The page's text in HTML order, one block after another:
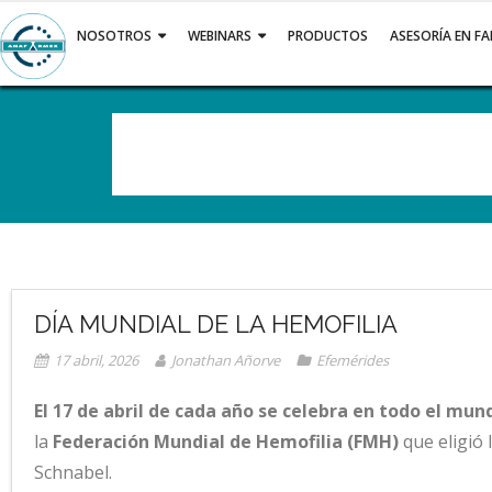
Saltar
al
contenido
NOSOTROS WEBINARS PRODUCTOS ASESORÍA EN
DÍA MUNDIAL DE LA HEMOFILIA
17 abril, 2026 Jonathan Añorve Efemérides
El 17 de abril de cada año se celebra en todo el
la Federación Mundial de Hemofilia (FMH)que eligió
Schnabel.